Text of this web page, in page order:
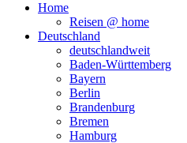
Home
Reisen @ home
Deutschland
deutschlandweit
Baden-Württemberg
Bayern
Berlin
Brandenburg
Bremen
Hamburg